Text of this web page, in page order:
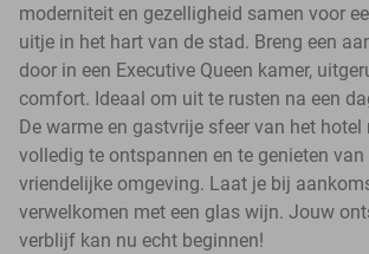
moderniteit en gezelligheid samen voor
uitje in het hart van de stad. Breng een
door in een Executive Queen kamer,
comfort. Ideaal om uit te rusten na een
De warme en gastvrije sfeer van het
volledig te ontspannen en te genieten van
vriendelijke omgeving. Laat je bij
verwelkomen met een glas wijn. Jouw
verblijf kan nu echt beginnen!